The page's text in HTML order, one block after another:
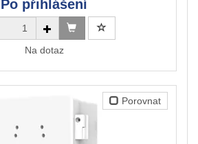
Po přihlášení
Na dotaz
Porovnat